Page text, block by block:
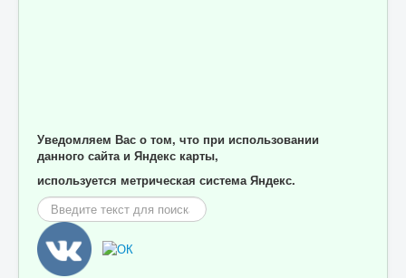
Уведомляем Вас о том, что при использовании
данного сайта и Яндекс карты,
используется метрическая система Яндекс.
Искать...